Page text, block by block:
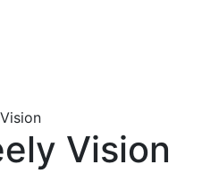
Vision
Vision